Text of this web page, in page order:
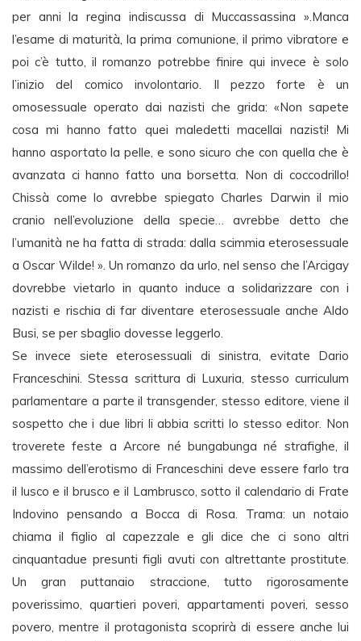
per anni la regina indiscussa di Muccassassina ».Manca
l’esame di maturità, la prima comunione, il primo vibratore e
poi c’è tutto, il romanzo potrebbe finire qui invece è solo
l’inizio del comico involontario. Il pezzo forte è un
omosessuale operato dai nazisti che grida: «Non sapete
cosa mi hanno fatto quei maledetti macellai nazisti! Mi
hanno asportato la pelle, e sono sicuro che con quella che è
avanzata ci hanno fatto una borsetta. Non di coccodrillo!
Chissà come lo avrebbe spiegato Charles Darwin il mio
cranio nell’evoluzione della specie… avrebbe detto che
l’umanità ne ha fatta di strada: dalla scimmia eterosessuale
a Oscar Wilde! ». Un romanzo da urlo, nel senso che l’Arcigay
dovrebbe vietarlo in quanto induce a solidarizzare con i
nazisti e rischia di far diventare eterosessuale anche Aldo
Busi, se per sbaglio dovesse leggerlo.
Se invece siete eterosessuali di sinistra, evitate Dario
Franceschini. Stessa scrittura di Luxuria, stesso curriculum
parlamentare a parte il transgender, stesso editore, viene il
sospetto che i due libri li abbia scritti lo stesso editor. Non
troverete feste a Arcore né bungabunga né strafighe, il
massimo dell’erotismo di Franceschini deve essere farlo tra
il lusco e il brusco e il Lambrusco, sotto il calendario di Frate
Indovino pensando a Bocca di Rosa. Trama: un notaio
chiama il figlio al capezzale e gli dice che ci sono altri
cinquantadue presunti figli avuti con altrettante prostitute.
Un gran puttanaio straccione, tutto rigorosamente
poverissimo, quartieri poveri, appartamenti poveri, sesso
povero, mentre il protagonista scoprirà di essere anche lui